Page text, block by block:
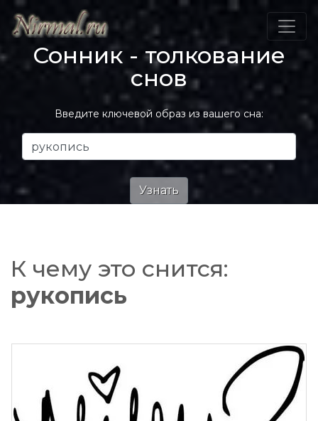
Сонник - толкование
снов
Введите ключевой образ из вашего сна:
К чему это снится:
рукопись